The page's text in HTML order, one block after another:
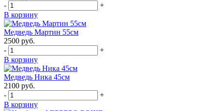
-
+
В корзину
Медведь Мартин 55см
2500 руб.
-
+
В корзину
Медведь Ника 45см
2100 руб.
-
+
В корзину